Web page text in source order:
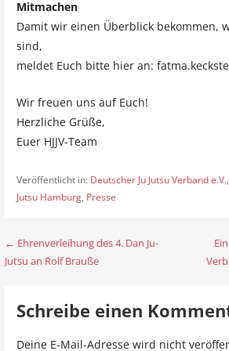
Mitmachen
Damit wir einen Überblick bekommen,
sind,
meldet Euch bitte hier an:
Wir freuen uns auf Euch!
Herzliche Grüße,
Euer HJJV-Team
Veröffentlicht in: Deutscher Ju Jutsu Verband e.V.,
Jutsu Hamburg, Presse
B
← Ehrenverleihung des 4. Dan Ju-
Jutsu an Rolf Brauße
Schreibe einen
Deine E-Mail-Adresse wird nicht